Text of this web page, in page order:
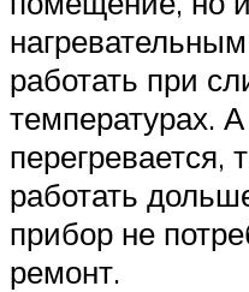
работать при
температурах.
перегревается,
работать
прибор не
ремонт.